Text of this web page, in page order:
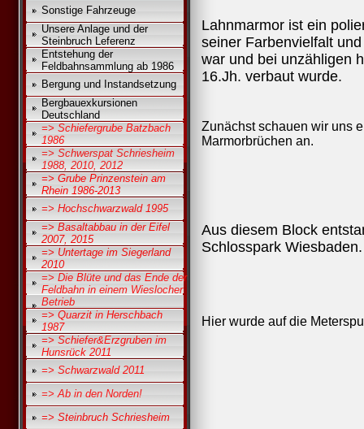
Sonstige Fahrzeuge
Unsere Anlage und der
Steinbruch Leferenz
Entstehung der
Feldbahnsammlung ab 1986
Bergung und Instandsetzung
Bergbauexkursionen
Deutschland
=> Schiefergrube Batzbach
1986
=> Schwerspat Schriesheim
1988, 2010, 2012
=> Grube Prinzenstein am
Rhein 1986-2013
=> Hochschwarzwald 1995
=> Basaltabbau in der Eifel
2007, 2015
=> Untertage im Siegerland
2010
=> Die Blüte und das Ende der
Feldbahn in einem Wieslocher
Betrieb
=> Quarzit in Herschbach
1987
=> Schiefer&Erzgruben im
Hunsrück 2011
=> Schwarzwald 2011
=> Ab in den Norden!
=> Steinbruch Schriesheim
Lahnmarmor ist ein
seiner Farbenvielfalt
war und bei unzähligen
16.Jh. verbaut wurde.
Zunächst schauen wir uns
Marmorbrüchen an.
Aus diesem Block
Schlosspark Wiesbaden.
Hier wurde auf die